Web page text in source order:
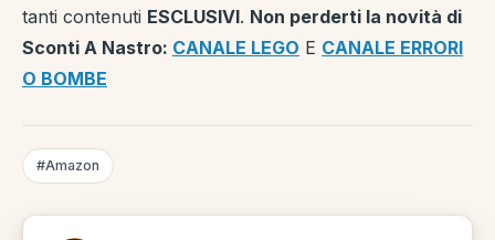
tanti contenuti ESCLUSIVI. Non perderti la novità di
Sconti A Nastro: CANALE LEGO E CANALE ERRORI
O BOMBE
#Amazon